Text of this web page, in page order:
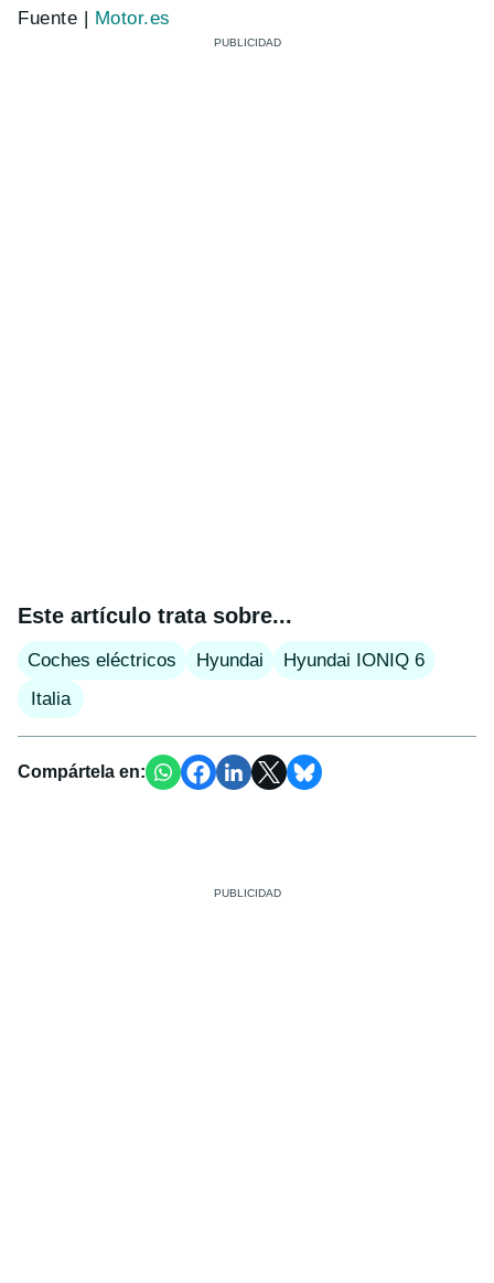
Fuente | Motor.es
Este artículo trata sobre...
Coches eléctricos Hyundai
Hyundai IONIQ 6
Italia
Compártela en: